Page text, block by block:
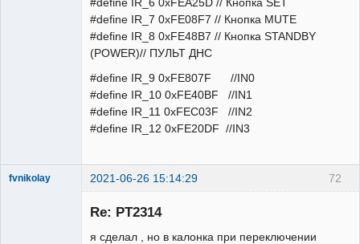
#define IR_7 0xFE08F7 // Кнопка MUTE
#define IR_8 0xFE48B7 // Кнопка STANDBY
(POWER)// ПУЛЬТ ДНС
#define IR_9 0xFE807F //IN0
#define IR_10 0xFE40BF //IN1
#define IR_11 0xFEC03F //IN2
#define IR_12 0xFE20DF //IN3
72
fvnikolay 2021-06-26 15:14:29
Re: PT2314
я сделал , но в калонка при переключении